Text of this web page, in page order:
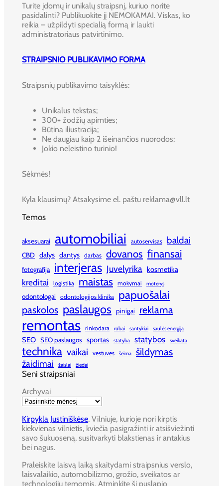
Turite įdomų ir unikalų straipsnį, kuriuo norite
pasidalinti? Publikuokite jį NEMOKAMAI. Viskas, ko
reikia – užpildyti specialią formą ir laukti
administratoriaus patvirtinimo.
STRAIPSNIO PUBLIKAVIMO FORMA
Straipsnių publikavimo taisyklės:
Unikalus tekstas;
300+ žodžių apimties;
Būtina iliustracija;
Ne daugiau kaip 2 išeinančios nuorodos;
Jokio neleistino turinio!
Sėkmės!
Kyla klausimų? Atsakysime el. paštu reklama@vll.lt
Temos
aksesuarai automobiliai autoservisas baldai
CBD dalys dantys darbas dovanos finansai
fotografija interjeras Juvelyrika kosmetika
kreditai logistika maistas mokymai moterys
odontologai odontologijos klinika papuošalai
paskolos paslaugos pinigai reklama
remontas rinkodara rūbai santykiai saulės energija
SEO SEO paslaugos sportas statyba statybos sveikata
technika vaikai vestuves šeima šildymas
žaidimai žaislai žiedai
Seni straipsniai
Archyvai
Kirpykla Justiniškėse, Vilniuje, kurioje nori kirptis
kiekvienas vilnietis, kviečia pasigražinti ir atsišviežinti
savo šukuoseną, susitvarkyti blakstienas ir antakius
bei nagus.
Praleiskite laisvą laiką skaitydami straipsnius verslo,
laisvalaikio, automobilizmo, grožio, sveikatos ar
technologijų temomis. Atminkite šį puslapio